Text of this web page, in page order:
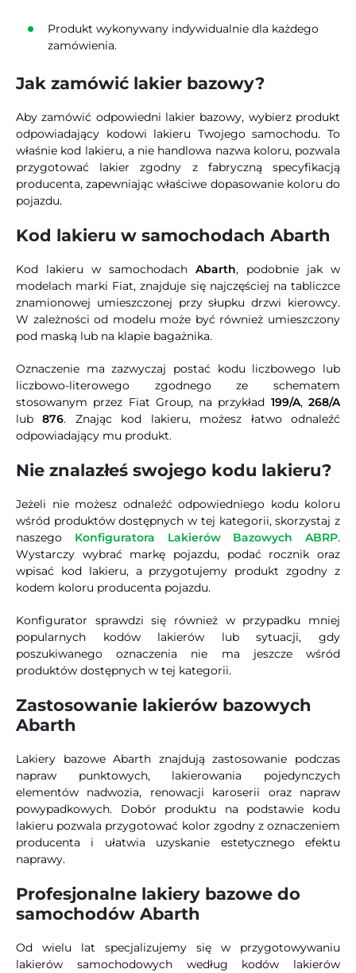
Produkt wykonywany indywidualnie dla każdego
zamówienia.
Jak zamówić lakier bazowy?
Aby zamówić odpowiedni lakier bazowy, wybierz produkt
odpowiadający kodowi lakieru Twojego samochodu. To
właśnie kod lakieru, a nie handlowa nazwa koloru, pozwala
przygotować lakier zgodny z fabryczną specyfikacją
producenta, zapewniając właściwe dopasowanie koloru do
pojazdu.
Kod lakieru w samochodach Abarth
Kod lakieru w samochodach Abarth, podobnie jak w
modelach marki Fiat, znajduje się najczęściej na tabliczce
znamionowej umieszczonej przy słupku drzwi kierowcy.
W zależności od modelu może być również umieszczony
pod maską lub na klapie bagażnika.
Oznaczenie ma zazwyczaj postać kodu liczbowego lub
liczbowo-literowego zgodnego ze schematem
stosowanym przez Fiat Group, na przykład 199/A,268/A
lub876. Znając kod lakieru, możesz łatwo odnaleźć
odpowiadający mu produkt.
Nie znalazłeś swojego kodu lakieru?
Jeżeli nie możesz odnaleźć odpowiedniego kodu koloru
wśród produktów dostępnych w tej kategorii, skorzystaj z
naszego Konfiguratora Lakierów Bazowych ABRP.
Wystarczy wybrać markę pojazdu, podać rocznik oraz
wpisać kod lakieru, a przygotujemy produkt zgodny z
kodem koloru producenta pojazdu.
Konfigurator sprawdzi się również w przypadku mniej
popularnych kodów lakierów lub sytuacji, gdy
poszukiwanego oznaczenia nie ma jeszcze wśród
produktów dostępnych w tej kategorii.
Zastosowanie lakierów bazowych
Abarth
Lakiery bazowe Abarth znajdują zastosowanie podczas
napraw punktowych, lakierowania pojedynczych
elementów nadwozia, renowacji karoserii oraz napraw
powypadkowych. Dobór produktu na podstawie kodu
lakieru pozwala przygotować kolor zgodny z oznaczeniem
producenta i ułatwia uzyskanie estetycznego efektu
naprawy.
Profesjonalne lakiery bazowe do
samochodów Abarth
Od wielu lat specjalizujemy się w przygotowywaniu
lakierów samochodowych według kodów lakierów